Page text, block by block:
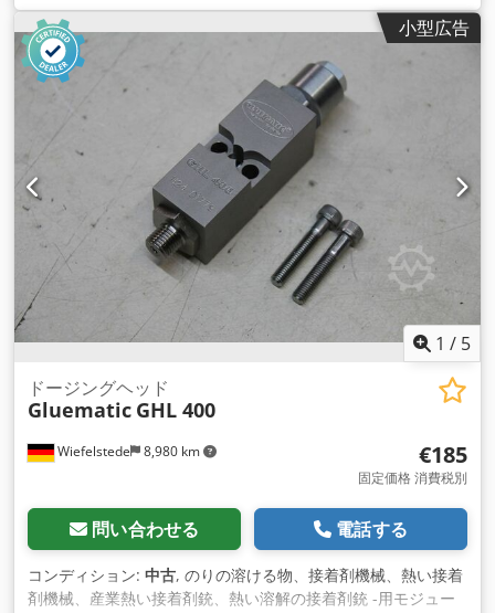
小型広告
1 / 5
Wiefelstede 8,980 km
ドージングヘッド
Gluematic GHL 400
€185
固定価格 消費税別
問い合わせる 電話する
コンディション: 中古, のりの溶ける物、接着剤機械、熱い接着
剤機械、産業熱い接着剤銃、熱い溶解の接着剤銃 -用モジュー